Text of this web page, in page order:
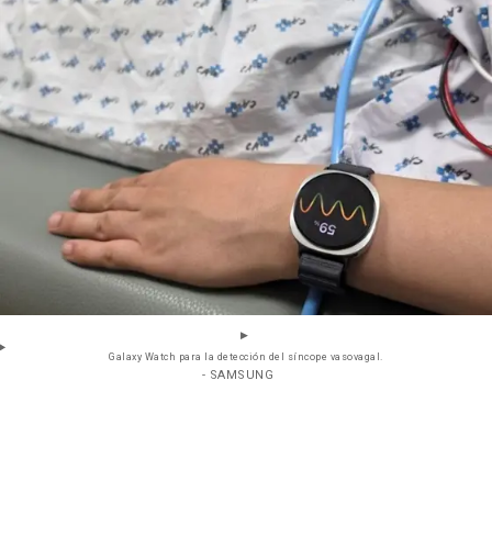
Galaxy Watch para la detección del síncope vasovagal.
- SAMSUNG